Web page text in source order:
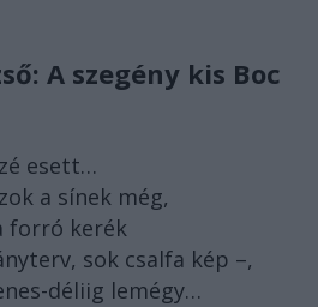
A szegény kis Boc
esett…
a sínek még,
forró kerék
sok csalfa kép –,
déliig lemégy…